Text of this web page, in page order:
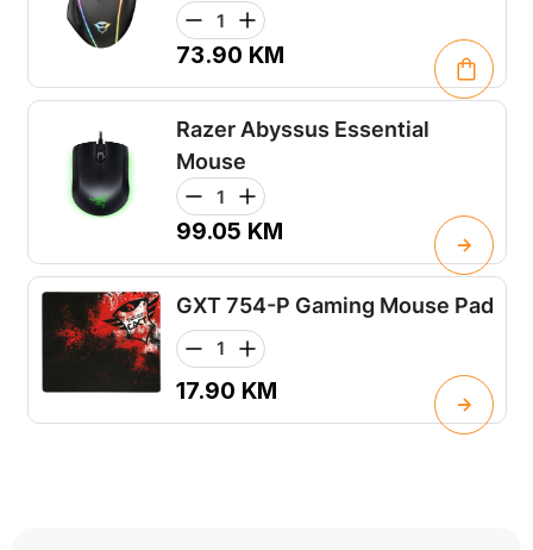
73.90 KM
Razer Abyssus Essential
Mouse
99.05 KM
GXT 754-P Gaming Mouse Pad
17.90 KM